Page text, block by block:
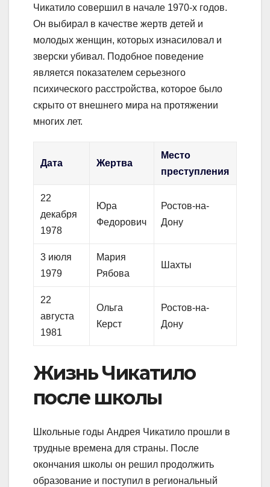
Чикатило совершил в начале 1970-х годов.
Он выбирал в качестве жертв детей и
молодых женщин, которых изнасиловал и
зверски убивал. Подобное поведение
является показателем серьезного
психического расстройства, которое было
скрыто от внешнего мира на протяжении
многих лет.
Дата Жертва
Место
преступления
22
декабря
1978
Юра
Федорович
Ростов-на-
Дону
3 июля
1979
Мария
Рябова
Шахты
22
августа
1981
Ольга
Керст
Ростов-на-
Дону
Жизнь Чикатило
после школы
Школьные годы Андрея Чикатило прошли в
трудные времена для страны. После
окончания школы он решил продолжить
образование и поступил в региональный